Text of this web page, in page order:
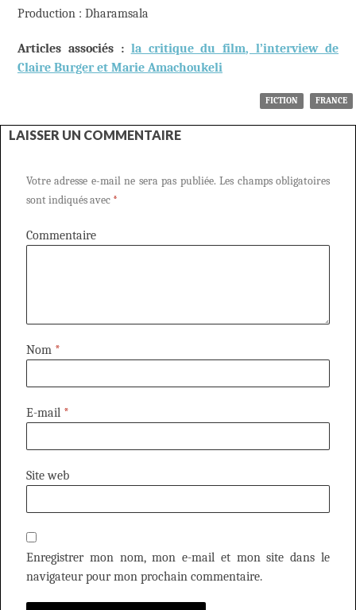
Production : Dharamsala
Articles associés : la critique du film, l’interview de
Claire Burger et Marie Amachoukeli
FICTION FRANCE
LAISSER UN COMMENTAIRE
Votre adresse e-mail ne sera pas publiée. Les champs obligatoires
sont indiqués avec *
Commentaire
Nom *
E-mail *
Site web
Enregistrer mon nom, mon e-mail et mon site dans le
navigateur pour mon prochain commentaire.